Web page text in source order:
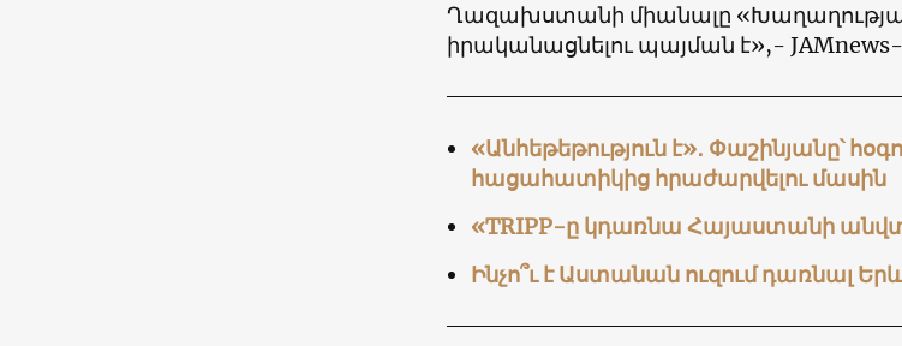
Ղազախստանի միանալը
իրականացնելու պայման է»,- JAMnews-
«Անհեթեթություն է»․ Փաշինյանը՝
հացահատիկից հրաժարվելու մասին
«TRIPP-ը կդառնա Հայաստանի
Ինչո՞ւ է Աստանան ուզում դառնալ